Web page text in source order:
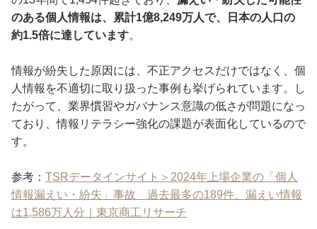
のある個人情報は、累計1億8,249万人で、日本の人口の
約1.5倍に達しています。
情報が紛失した原因には、不正アクセスだけではなく、個
人情報を不適切に取り扱った事例も挙げられています。し
たがって、業界慣習やガバナンス意識の低さが問題になっ
ており、情報リテラシー強化の課題が表面化しているので
す。
参考： TSRデータインサイト＞2024年上場企業の「個人
情報漏えい・紛失」事故 過去最多の189件、漏えい情報
は1,586万人分｜東京商工リサーチ